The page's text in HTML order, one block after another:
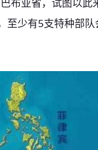
布亚省，试图以此
至少有5支特种部